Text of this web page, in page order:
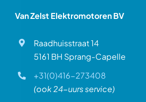
Van Zelst Elektromotoren BV
Raadhuisstraat 14
5161 BH Sprang-Capelle
+31(0)416-273408
(ook 24-uurs service)